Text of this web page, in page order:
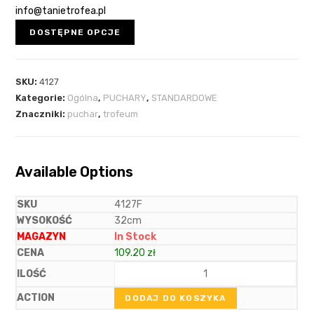
info@tanietrofea.pl
DOSTĘPNE OPCJE
SKU:4127
Kategorie: Ogólna, PUCHARY, STANDARDOWE
Znaczniki: puchar,trofeum
Available Options
4127F
32cm
In Stock
109.20 zł
DODAJ DO KOSZYKA